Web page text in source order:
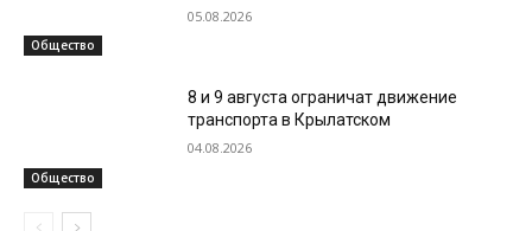
Общество
05.08.2026
Общество
8 и 9 августа ограничат движение
транспорта в Крылатском
04.08.2026